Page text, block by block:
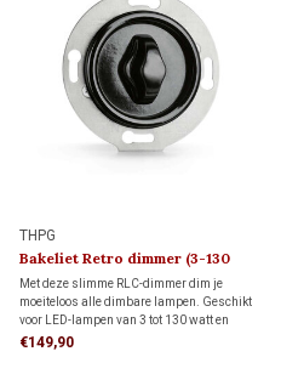
THPG
Bakeliet Retro dimmer (3-130
Watt) 1930
Met deze slimme RLC-dimmer dim je
moeiteloos alle dimbare lampen. Geschikt
voor LED-lampen van 3 tot 130 watt en
andere lampen van 7 tot 350 watt. Dankzij
€149,90